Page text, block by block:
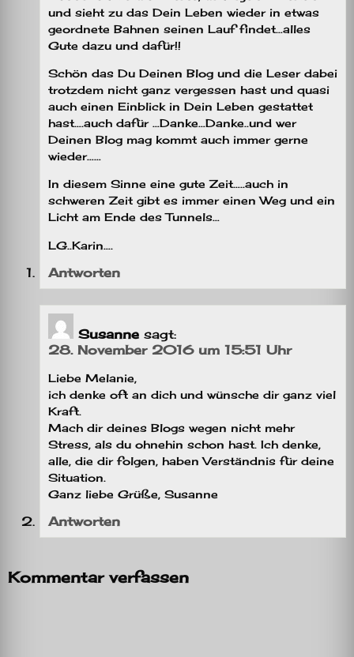
und sieht zu das Dein Leben wieder in etwas
geordnete Bahnen seinen Lauf findet…alles
Gute dazu und dafür!!
Schön das Du Deinen Blog und die Leser dabei
trotzdem nicht ganz vergessen hast und quasi
auch einen Einblick in Dein Leben gestattet
hast….auch dafür …Danke…Danke..und wer
Deinen Blog mag kommt auch immer gerne
wieder……
In diesem Sinne eine gute Zeit…..auch in
schweren Zeit gibt es immer einen Weg und ein
Licht am Ende des Tunnels…
LG..Karin….
Antworten
Susanne sagt:
28. November 2016 um 15:51 Uhr
Liebe Melanie,
ich denke oft an dich und wünsche dir ganz viel
Kraft.
Mach dir deines Blogs wegen nicht mehr
Stress, als du ohnehin schon hast. Ich denke,
alle, die dir folgen, haben Verständnis für deine
Situation.
Ganz liebe Grüße, Susanne
Antworten
Kommentar verfassen